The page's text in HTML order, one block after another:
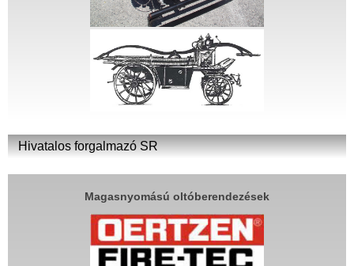
Hivatalos forgalmazó SR
Magasnyomású oltóberendezések